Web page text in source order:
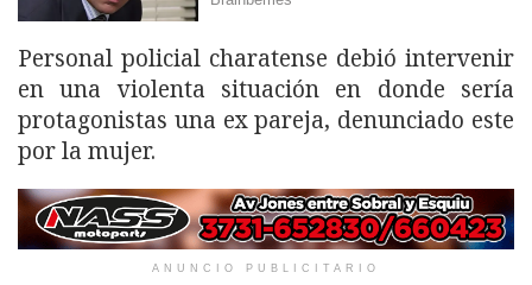
Personal policial charatense debió intervenir
en una violenta situación en donde sería
protagonistas una ex pareja, denunciado este
por la mujer.
ANUNCIO PUBLICITARIO